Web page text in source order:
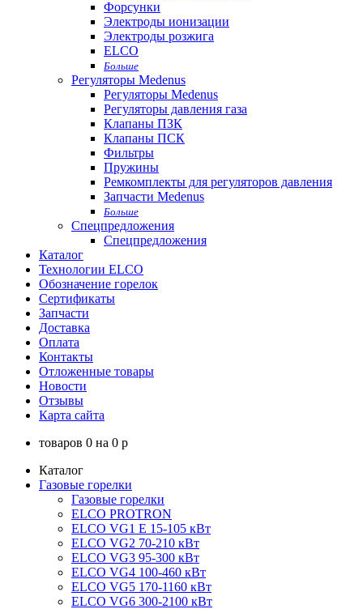
Форсунки
Электроды ионизации
Электроды розжига
ELCO
Больше
Регуляторы Medenus
Регуляторы Medenus
Регуляторы давления газа
Клапаны ПЗК
Клапаны ПСК
Фильтры
Пружины
Ремкомплекты для регуляторов давления
Запчасти Medenus
Больше
Спецпредложения
Спецпредложения
Каталог
Технологии ELCO
Обозначение горелок
Сертификаты
Запчасти
Доставка
Оплата
Контакты
Отложенные товары
Новости
Отзывы
Карта сайта
товаров 0 на 0 p
Каталог
Газовые горелки
Газовые горелки
ELCO PROTRON
ELCO VG1 E 15-105 кВт
ELCO VG2 70-210 кВт
ELCO VG3 95-300 кВт
ELCO VG4 100-460 кВт
ELCO VG5 170-1160 кВт
ELCO VG6 300-2100 кВт